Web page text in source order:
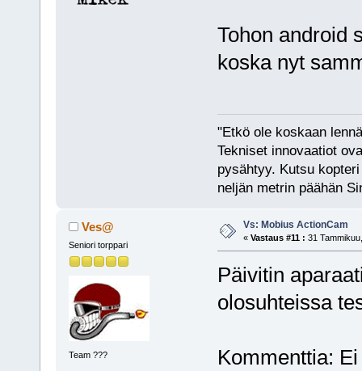
Tohon android
koska nyt
"Etkö ole koskaan
Tekniset innovaatiot
pysähtyy. Kutsu
neljän metrin päähän
Ves@
Seniori torppari
Team ???
Vs: Mobius ActionCam
« Vastaus #11 : 31
Päivitin
olosuhteissa
Kommenttia: